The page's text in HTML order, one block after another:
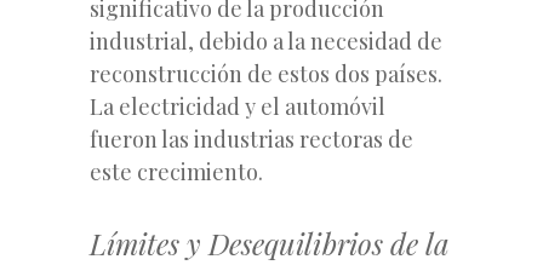
significativo de la producción
industrial, debido a la necesidad de
reconstrucción de estos dos países.
La electricidad y el automóvil
fueron las industrias rectoras de
este crecimiento.
Límites y Desequilibrios de la